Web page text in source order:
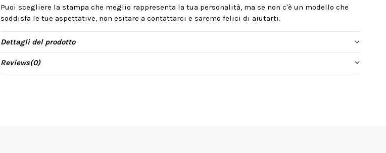
Puoi scegliere la stampa che meglio rappresenta la tua personalità, ma se non c'è un modello che
soddisfa le tue aspettative, non esitare a contattarci e saremo felici di aiutarti.
Dettagli del prodotto
Reviews(0)